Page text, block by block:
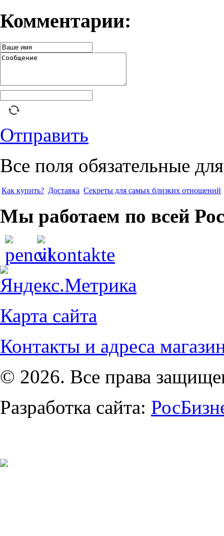
Комментарии:
Отправить
Все поля обязательные
Как купить? Доставка Секреты для самых близких отношений
Мы работаем по всей
Карта сайта
Контакты и адреса
© 2026. Все права
Разработка сайта: